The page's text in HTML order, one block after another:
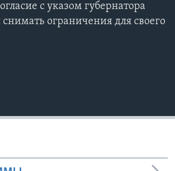
с указом губернатора
снимать ограничения для своего